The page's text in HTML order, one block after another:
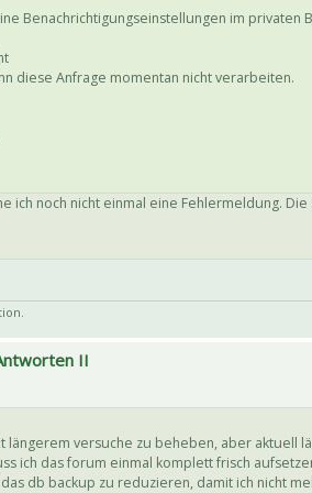
Benachrichtigungseinstellungen im
diese Anfrage momentan nicht verarbeiten.
ich noch nicht einmal eine Fehlermeldung.
II
längerem versuche zu beheben, aber aktuell
ich das forum einmal komplett frisch
db backup zu reduzieren, damit ich nicht